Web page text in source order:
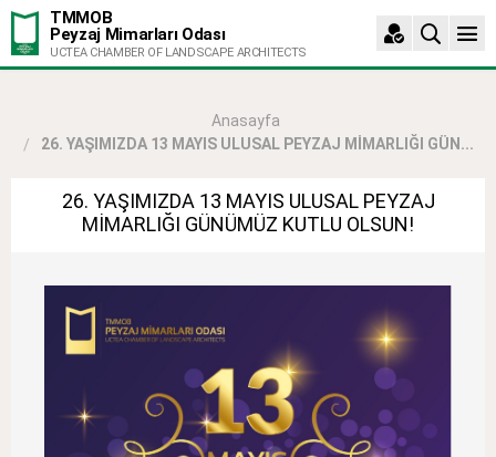
TMMOB
Peyzaj Mimarları Odası
UCTEA CHAMBER OF LANDSCAPE ARCHITECTS
Anasayfa
26. YAŞIMIZDA 13 MAYIS ULUSAL PEYZAJ MİMARLIĞI GÜN...
26. YAŞIMIZDA 13 MAYIS ULUSAL PEYZAJ
MİMARLIĞI GÜNÜMÜZ KUTLU OLSUN!